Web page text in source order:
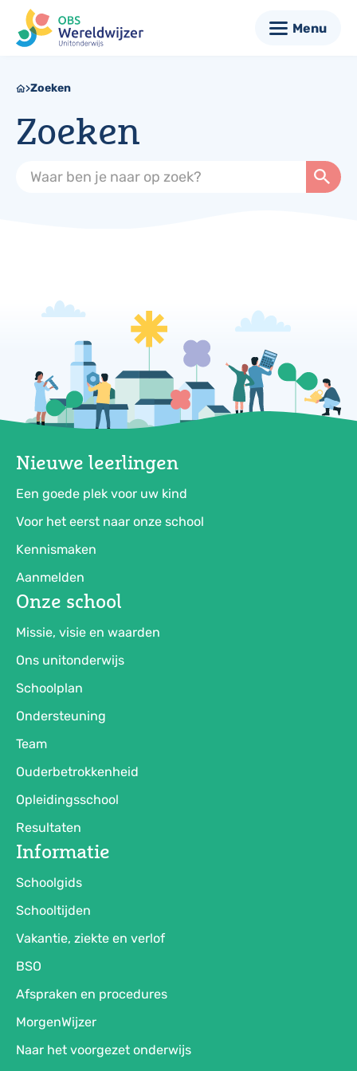
Menu
Zoeken
Zoeken
Nieuwe leerlingen
Een goede plek voor uw kind
Voor het eerst naar onze school
Kennismaken
Aanmelden
Onze school
Missie, visie en waarden
Ons unitonderwijs
Schoolplan
Ondersteuning
Team
Ouderbetrokkenheid
Opleidingsschool
Resultaten
Informatie
Schoolgids
Schooltijden
Vakantie, ziekte en verlof
BSO
Afspraken en procedures
MorgenWijzer
Naar het voorgezet onderwijs